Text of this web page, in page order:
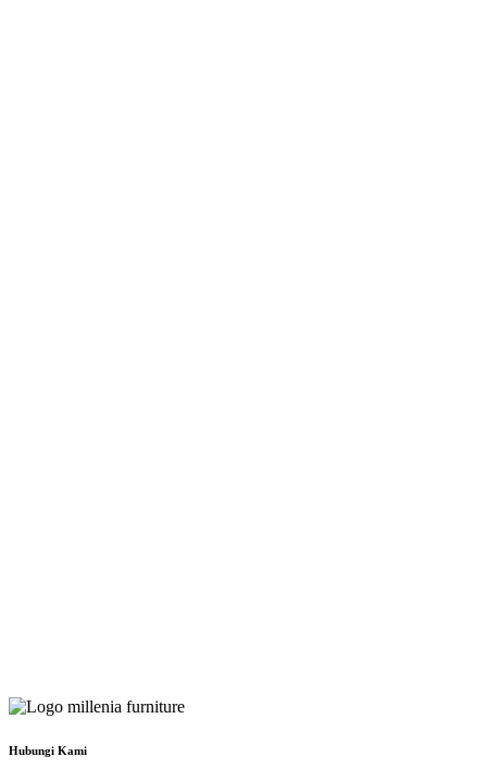
Hubungi Kami